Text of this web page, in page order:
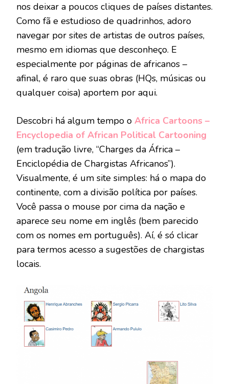
nos deixar a poucos cliques de países distantes.
Como fã e estudioso de quadrinhos, adoro
navegar por sites de artistas de outros países,
mesmo em idiomas que desconheço. E
especialmente por páginas de africanos –
afinal, é raro que suas obras (HQs, músicas ou
qualquer coisa) aportem por aqui.
Descobri há algum tempo o Africa Cartoons –
Encyclopedia of African Political Cartooning
(em tradução livre, “Charges da África –
Enciclopédia de Chargistas Africanos”).
Visualmente, é um site simples: há o mapa do
continente, com a divisão política por países.
Você passa o mouse por cima da nação e
aparece seu nome em inglês (bem parecido
com os nomes em português). Aí, é só clicar
para termos acesso a sugestões de chargistas
locais.